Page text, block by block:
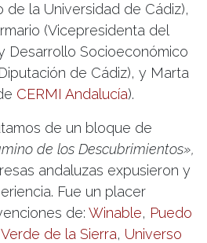
la Universidad de Cádiz),
(Vicepresidenta del
Desarrollo Socioeconómico
de Cádiz), y Marta
CERMI Andalucía).
de un bloque de
de los Descubrimientos»,
andaluzas expusieron y
Fue un placer
de: Winable, Puedo
de la Sierra, Universo